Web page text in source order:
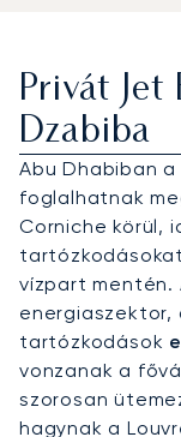
Privát
Dzabiba
Abu Dhabiban
foglalhatnak
Corniche körül,
vízpart mentén.
energiaszektor,
tartózkodások
vonzanak a
szorosan
hagynak a